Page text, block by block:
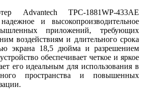
Advantech TPC-1881WP-433AE
и высокопроизводительное
приложений, требующих
воздействиям и длительного срока
экрана 18,5 дюйма и разрешением
обеспечивает четкое и яркое
его идеальным для использования в
пространства и повышенных